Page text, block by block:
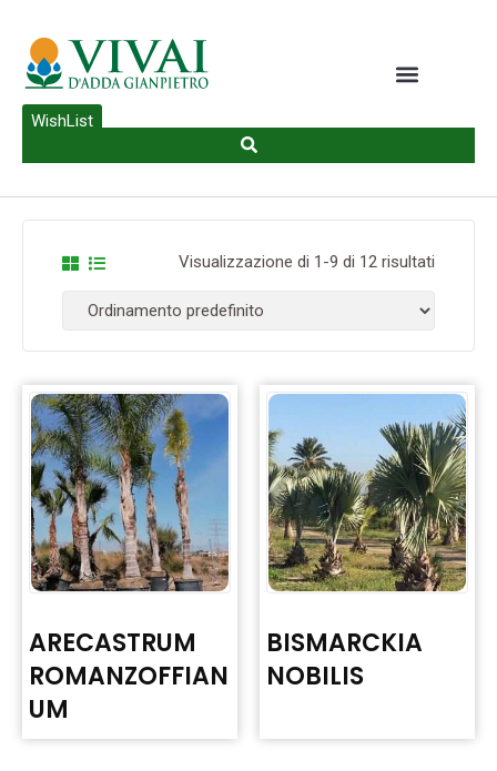
WishList
Visualizzazione di 1-9 di 12 risultati
ARECASTRUM
ROMANZOFFIAN
UM
BISMARCKIA
NOBILIS